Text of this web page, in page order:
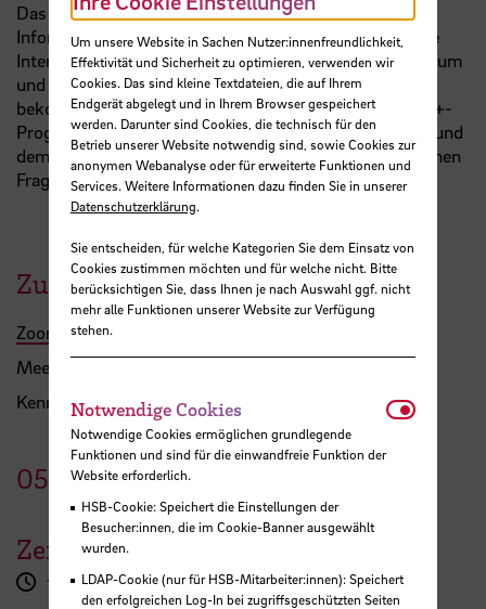
Das International Officebietet eine digitale
Informationsveranstaltung für Studierende und andere
Interessierte zu Auslandsaufenthalten in Europa (Studium
und Praktikum) mitErasmus+an. Teilnehmenden
bekommen einen prägnanten Überblick zum Erasmus+-
Programm, den Förderbedingungen, dem Stipendium und
dem Bewerbungsverfahren und können ihre persönlichen
Fragen stellen.
Zugangsdaten
Zoom-Raum
Meeting-ID: 542 891 0769
Kenncode: 216238
05. Mai2022
Zeit
10:00 - 11:00 Uhr
Um unsere Website in Sachen Nutzer:innenfreundlichkeit,
Effektivität und Sicherheit zu optimieren, verwenden wir
Cookies. Das sind kleine Textdateien, die auf Ihrem
Endgerät abgelegt und in Ihrem Browser gespeichert
werden. Darunter sind Cookies, die technisch für den
Betrieb unserer Website notwendig sind, sowie Cookies zur
anonymen Webanalyse oder für erweiterte Funktionen und
Services. Weitere Informationen dazu finden Sie in unserer
Datenschutzerklärung.
Sie entscheiden, für welche Kategorien Sie dem Einsatz von
Cookies zustimmen möchten und für welche nicht. Bitte
berücksichtigen Sie, dass Ihnen je nach Auswahl ggf. nicht
mehr alle Funktionen unserer Website zur Verfügung
stehen.
Notwendige Cookies
Notwendige Cookies ermöglichen grundlegende
Funktionen und sind für die einwandfreie Funktion der
Website erforderlich.
HSB-Cookie: Speichert die Einstellungen der
Besucher:innen, die im Cookie-Banner ausgewählt
wurden.
LDAP-Cookie (nur für HSB-Mitarbeiter:innen): Speichert
den erfolgreichen Log-In bei zugriffsgeschützten Seiten